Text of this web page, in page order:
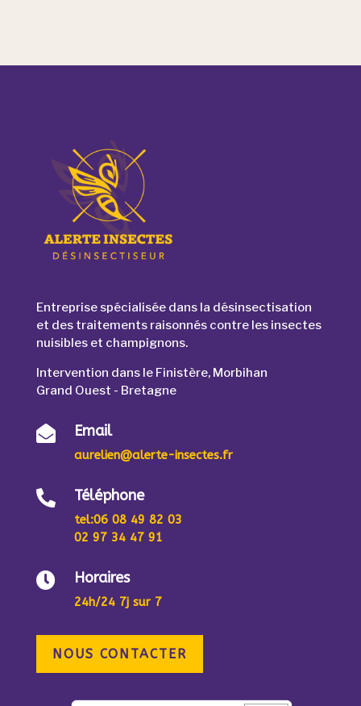
Entreprise spécialisée dans la désinsectisation
et des traitements raisonnés contre les insectes
nuisibles et champignons.
Intervention dans le Finistère, Morbihan
Grand Ouest - Bretagne
 Email
aurelien@alerte-insectes.fr
 Téléphone
tel:06 08 49 82 03
02 97 34 47 91
 Horaires
24h/24 7j sur 7
NOUS CONTACTER